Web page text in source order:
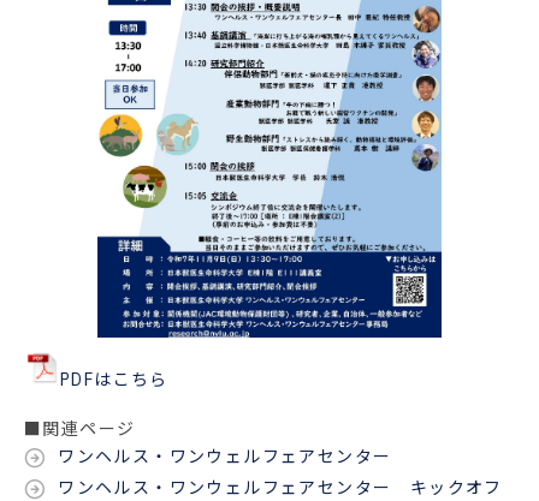
PDFはこちら
■関連ページ
ワンヘルス・ワンウェルフェアセンター
ワンヘルス・ワンウェルフェアセンター キックオフ